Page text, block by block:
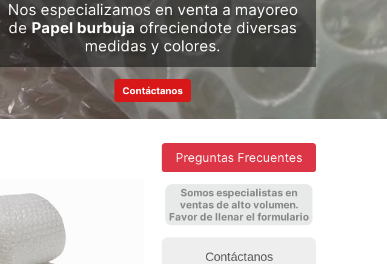
Nos especializamos en venta a mayoreo
dePapel burbuja ofreciendote diversas
medidas y colores.
Contáctanos
Preguntas Frecuentes
Somos especialistas en
ventas de alto volumen.
Favor de llenar el formulario
Contáctanos